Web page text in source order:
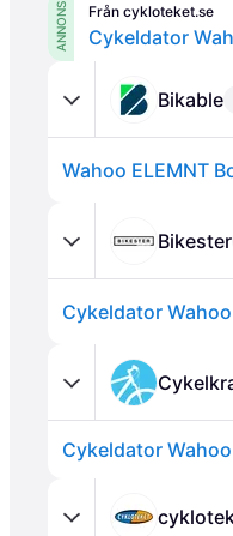
ANNONS Från cykloteket.se
Cykeldator
Bikable
Wahoo ELEMNT
Bikester
Cykeldator
Cykeldator